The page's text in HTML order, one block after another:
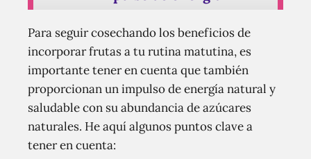
Para seguir cosechando los beneficios de
incorporar frutas a tu rutina matutina, es
importante tener en cuenta que también
proporcionan un impulso de energía natural y
saludable con su abundancia de azúcares
naturales. He aquí algunos puntos clave a
tener en cuenta: